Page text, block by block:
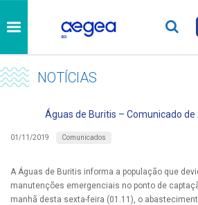
NOTÍCIAS
Águas de Buritis – Comunicado
01/11/2019 Comunicados
A Águas de Buritis informa a população que
manutenções emergenciais no ponto de
manhã desta sexta-feira (01.11), o